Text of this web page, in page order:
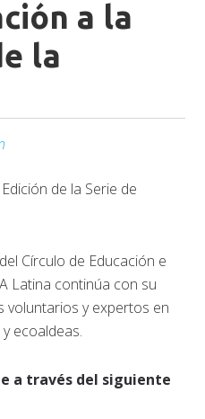
a la
la
de la Serie de
Círculo de Educación e
Latina continúa con su
voluntarios y expertos en
ecoaldeas.
a través del siguiente